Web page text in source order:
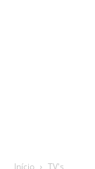
Início TV's